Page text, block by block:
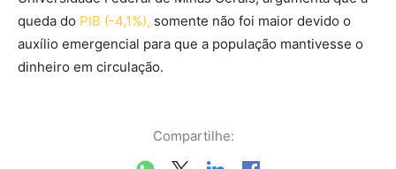
queda do PIB (-4,1%), somente não foi maior devido o
auxílio emergencial para que a população mantivesse o
dinheiro em circulação.
Compartilhe: